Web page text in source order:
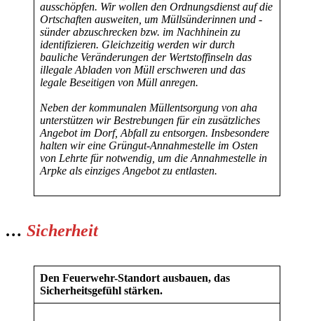
ausschöpfen. Wir wollen den Ordnungsdienst auf die
Ortschaften ausweiten, um Müllsünderinnen und -
sünder abzuschrecken bzw. im Nachhinein zu
identifizieren. Gleichzeitig werden wir durch
bauliche Veränderungen der Wertstoffinseln das
illegale Abladen von Müll erschweren und das
legale Beseitigen von Müll anregen.
Neben der kommunalen Müllentsorgung von aha
unterstützen wir Bestrebungen für ein zusätzliches
Angebot im Dorf, Abfall zu entsorgen. Insbesondere
halten wir eine Grüngut-Annahmestelle im Osten
von Lehrte für notwendig, um die Annahmestelle in
Arpke als einziges Angebot zu entlasten.
… Sicherheit
Den Feuerwehr-Standort ausbauen, das
Sicherheitsgefühl stärken.